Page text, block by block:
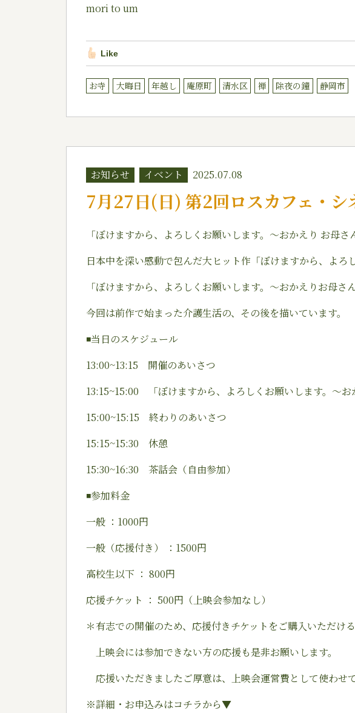
mori to um
Like
お寺 大晦日 年越し 庵原町 清水区 禅 除夜の鐘 静岡市
お知らせ イベント 2025.07.08
7月27日(日) 第2回ロスカフェ・シ
「ぼけますから、よろしくお願いします。〜おかえり お母さ
日本中を深い感動で包んだ大ヒット作「ぼけますから、よろ
「ぼけますから、よろしくお願いします。〜おかえりお母さ
今回は前作で始まった介護生活の、その後を描いています。
◾️当日のスケジュール
13:00~13:15 開催のあいさつ
13:15~15:00 「ぼけますから、よろしくお願いします。〜お
15:00~15:15 終わりのあいさつ
15:15~15:30 休憩
15:30~16:30 茶話会（自由参加）
◾️参加料金
一般 ：1000円
一般（応援付き） ：1500円
高校生以下 ： 800円
応援チケット ： 500円（上映会参加なし）
＊有志での開催のため、応援付きチケットをご購入いただける
上映会には参加できない方の応援も是非お願いします。
応援いただきましたご厚意は、上映会運営費として使わせて
※詳細・お申込みはコチラから▼